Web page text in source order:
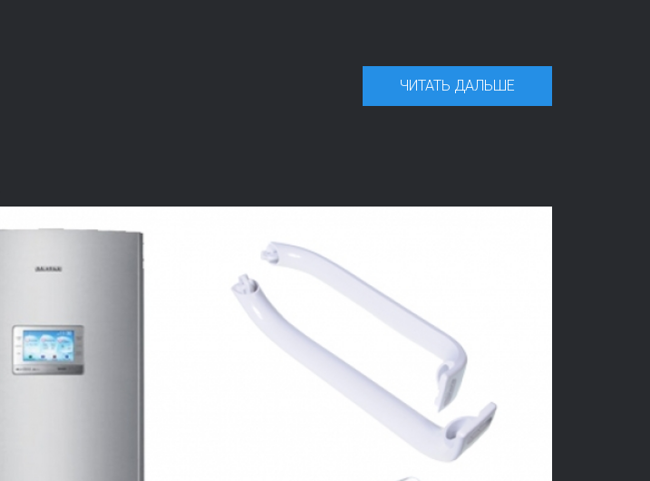
ЧИТАТЬ ДАЛЬШЕ